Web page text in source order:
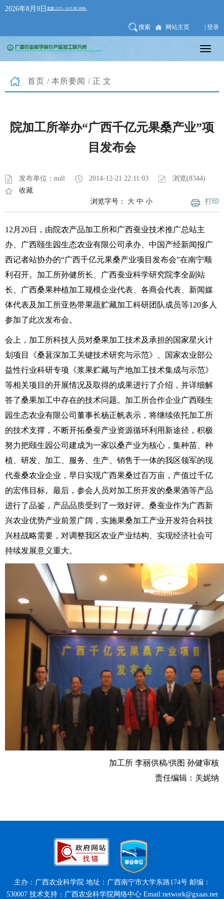
2026年8月9日
搜索 网站主页 | 登录
首页 / 本所要闻 /正文
院加工所举办“广西千亿元果桑产业”项
目发布会
发布单位：null 2014-12-21 22:11:03
浏览(8344)
收藏
打印
浏览字号： 大 中 小
12月20日，由院农产品加工所和广西蚕业技术推广总站主
办、广西颐生园生态农业有限公司承办、中国产经新闻报广
西记者站协办的“广西千亿元果桑产业项目发布会”在南宁顺
利召开。加工所孙健所长、广西蚕业科学研究院李全副站
长、广西桑果种植加工规模企业代表、各商会代表、新闻媒
体代表及加工所亚热带果蔬贮藏加工科研团队成员等120多人
参加了此次发布会。
会上，加工所科技人员对桑果加工技术及承担的国家星火计
划项目《桑葚深加工关键技术研究与示范》、国家农业部公
益性行业科研专项《浆果贮藏与产地加工技术集成与示范》
等相关项目的开展情况及取得的成果进行了介绍，并详细解
答了桑果加工中存在的技术问题。加工所合作企业广西颐生
园生态农业有限公司董事长杨正帆表示，将继续依托加工所
的技术支撑，不断开拓桑蚕产业资源循环利用新途径，积极
努力把颐生园公司建成为一家以桑产业为核心，集种苗、种
植、研发、加工、服务、生产、销售于一体的我区领军的现
代蚕桑农业企业，早日实现广西果桑过百万亩，产值过千亿
的宏伟目标。最后，参会人员对加工所开发的桑果酒等产品
进行了品鉴，产品品质受到了一致好评。桑蚕业作为广西新
兴农业优势产业前景广阔，实施果桑加工产业开发符合科技
兴桂战略需要，对调整我区农业产业结构、实现经济社会可
持续发展意义重大。
加工所 李丽供稿/供图 孙健审核
责任编辑：关妮纳
主办：广西农业科学院 地址：广西南宁市大学东路174号 邮编：
530007 技术支持：广西农业科学院网络中心 Email:network@gxaas.net